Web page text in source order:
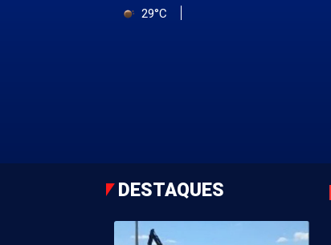
29°C
DESTAQUES